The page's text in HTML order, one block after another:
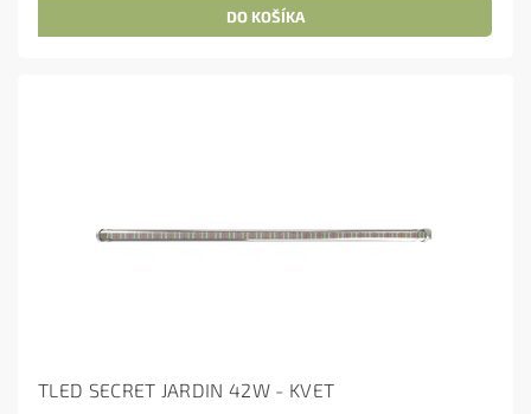
TLED SECRET JARDIN 42W - KVET